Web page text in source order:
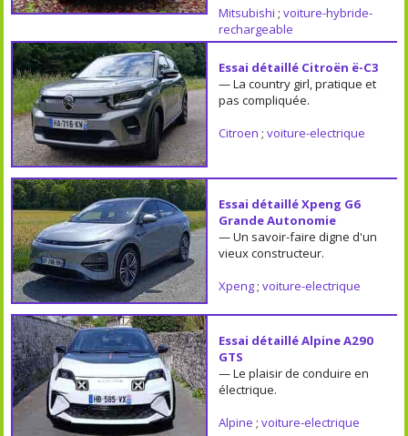
Mitsubishi ; voiture-hybride-
rechargeable
Essai détaillé Citroën ë-C3
— La country girl, pratique et
pas compliquée.
Citroen ; voiture-electrique
Essai détaillé Xpeng G6
Grande Autonomie
— Un savoir-faire digne d'un
vieux constructeur.
Xpeng; voiture-electrique
Essai détaillé Alpine A290
GTS
— Le plaisir de conduire en
électrique.
Alpine ; voiture-electrique